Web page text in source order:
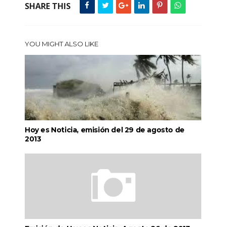
SHARE THIS
YOU MIGHT ALSO LIKE
Hoy es Noticia, emisión del 29 de agosto de
2013